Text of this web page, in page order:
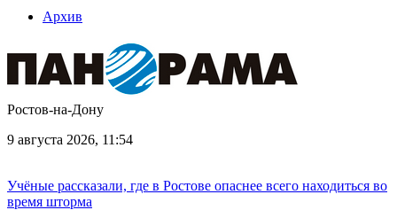
Архив
Ростов-на-Дону
9 августа 2026, 11:54
Учёные рассказали, где в Ростове опаснее всего находиться во
время шторма